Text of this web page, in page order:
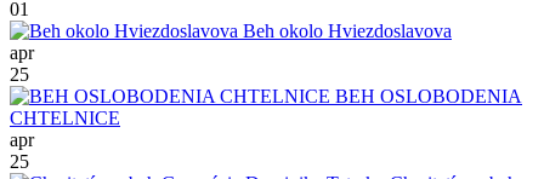
01
Beh okolo Hviezdoslavova
apr
25
BEH OSLOBODENIA
CHTELNICE
apr
25